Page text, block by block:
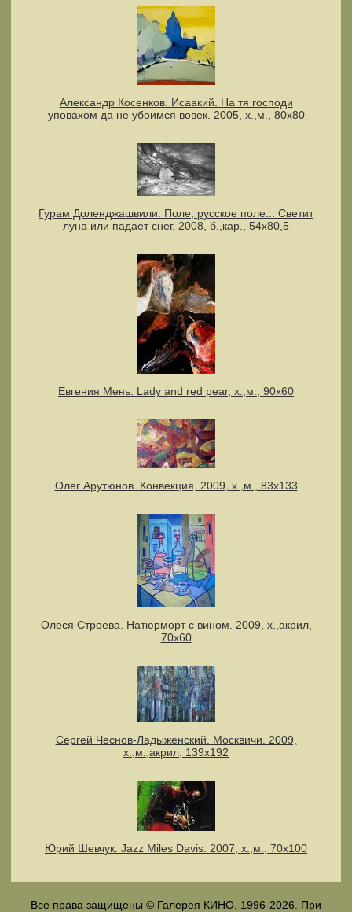
Александр Косенков. Исаакий. На тя господи
уповахом да не убоимся вовек. 2005, х.,м., 80х80
Гурам Доленджашвили. Поле, русское поле... Светит
луна или падает снег. 2008, б.,кар., 54х80,5
Евгения Мень. Lady and red pear, х.,м., 90х60
Олег Арутюнов. Конвекция, 2009, х.,м., 83х133
Олеся Строева. Натюрморт с вином. 2009, х.,акрил,
70х60
Сергей Чеснов-Ладыженский. Москвичи. 2009,
х.,м.,акрил, 139х192
Юрий Шевчук. Jazz Miles Davis. 2007, х.,м., 70х100
Все права защищены © Галерея КИНО, 1996-2026. При